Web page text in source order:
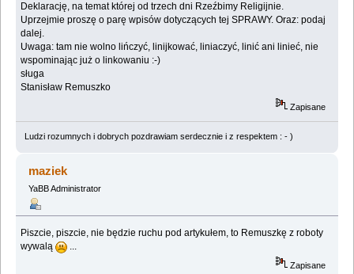
Deklarację, na temat której od trzech dni Rzeźbimy Religijnie.
Uprzejmie proszę o parę wpisów dotyczących tej SPRAWY. Oraz: podaj
dalej.
Uwaga: tam nie wolno lińczyć, linijkować, liniaczyć, linić ani linieć, nie
wspominając już o linkowaniu :-)
sługa
Stanisław Remuszko
Zapisane
Ludzi rozumnych i dobrych pozdrawiam serdecznie i z respektem : - )
maziek
YaBB Administrator
Piszcie, piszcie, nie będzie ruchu pod artykułem, to Remuszkę z roboty
wywalą
...
Zapisane